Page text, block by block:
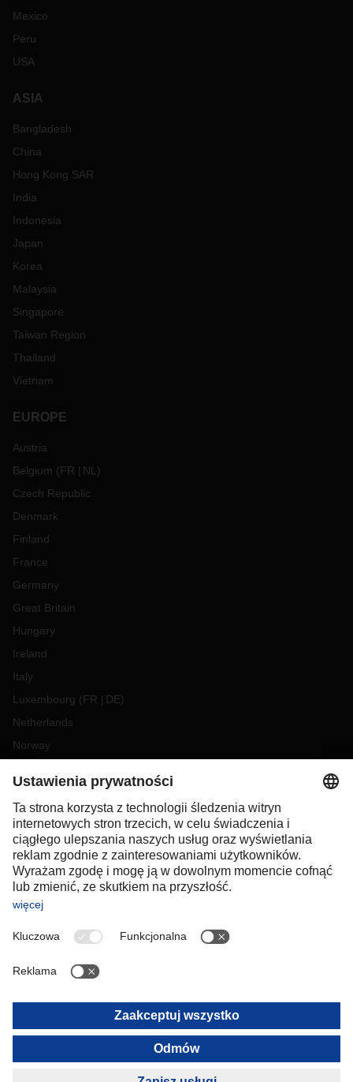
Mexico
Peru
USA
ASIA
Bangladesh
China
Hong Kong SAR
India
Indonesia
Japan
Korea
Malaysia
Singapore
Taiwan Region
Thailand
Vietnam
EUROPE
Austria
Belgium (FR NL )
Czech Republic
Denmark
Finland
France
Germany
Great Britain
Hungary
Ireland
Italy
Luxembourg (FR DE)
Netherlands
Norway
Romania
Slovakia
Spain
Sweden
Switzerland
OCEANIA